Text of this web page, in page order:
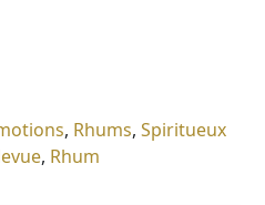
, Rhums, Spiritueux
, Rhum